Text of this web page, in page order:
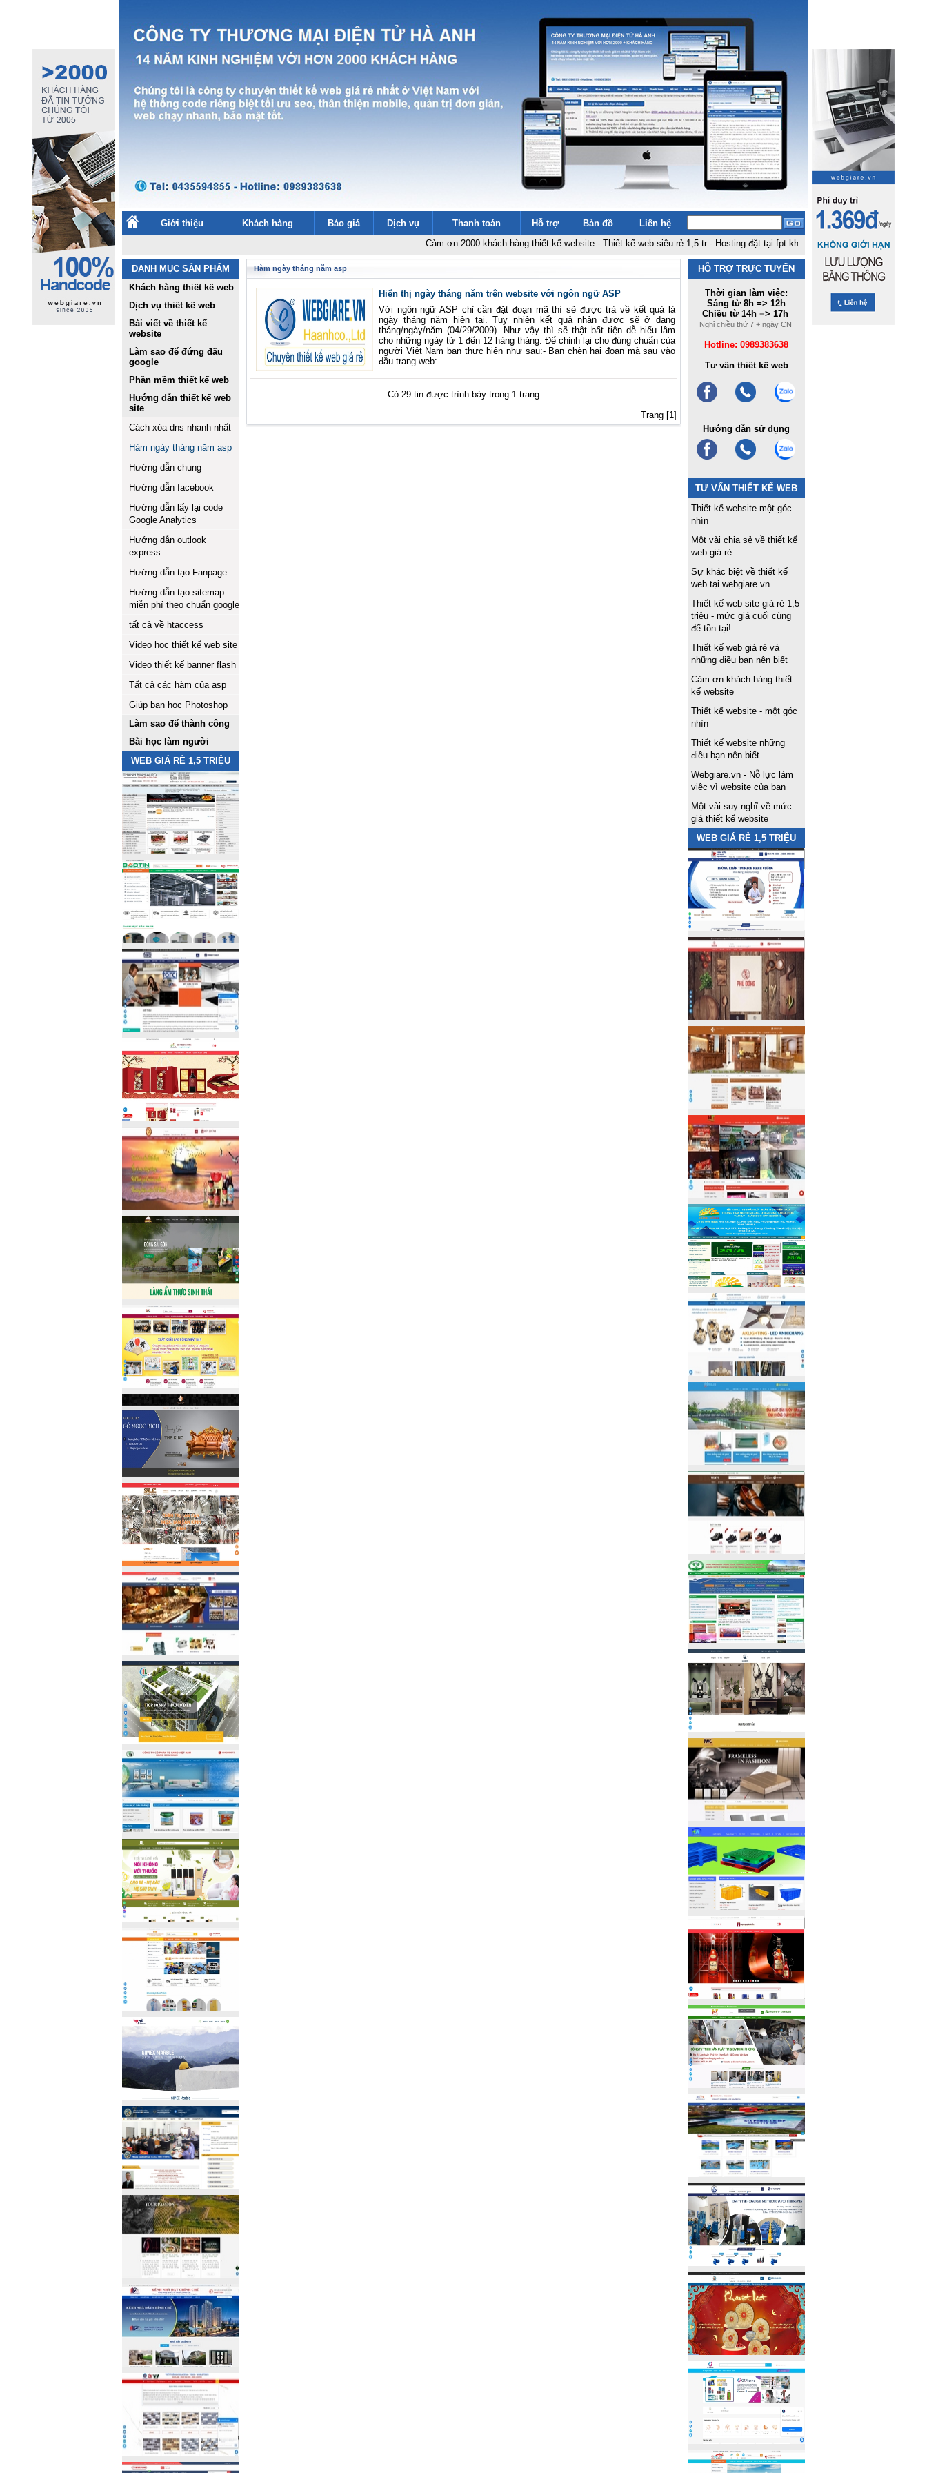
Giới thiệu Khách hàng Báo giá Dịch vụ Thanh toán Hỗ trợ Bản đồ
Liên hệ
Cảm ơn 2000 khách hàng thiết kế website -Thiết kế web siêu rẻ 1,5 tr -Hosting đặt tại fpt không hạn chế băng thông, dung lượng
DANH MỤC SẢN PHẨM
Khách hàng thiết kế web
Dịch vụ thiết kế web
Bài viết về thiết kế
website
Làm sao để đứng đầu
google
Phần mềm thiết kế web
Hướng dẫn thiết kế web
site
Cách xóa dns nhanh nhất
Hàm ngày tháng năm asp
Hướng dẫn chung
Hướng dẫn facebook
Hướng dẫn lấy lại code
Google Analytics
Hướng dẫn outlook
express
Hướng dẫn tạo Fanpage
Hướng dẫn tạo sitemap
miễn phí theo chuẩn google
tất cả về htaccess
Video học thiết kế web site
Video thiết kế banner flash
Tất cả các hàm của asp
Giúp bạn học Photoshop
Làm sao để thành công
Bài học làm người
WEB GIÁ RẺ 1,5 TRIỆU
Hàm ngày tháng năm asp
Hiển thị ngày tháng năm trên website với ngôn ngữ ASP
Với ngôn ngữ ASP chỉ cần đặt đoạn mã thì sẽ được trả về kết quả là
ngày tháng năm hiện tại. Tuy nhiên kết quả nhận được sẽ ở dạng
tháng/ngày/năm (04/29/2009). Như vậy thì sẽ thật bất tiện dễ hiểu lầm
cho những ngày từ 1 đến 12 hàng tháng. Để chỉnh lại cho đúng chuẩn của
người Việt Nam bạn thực hiện như sau:- Bạn chèn hai đoạn mã sau vào
đầu trang web:
Có 29 tin được trình bày trong 1 trang
Trang [1]
HỖ TRỢ TRỰC TUYẾN
Thời gian làm việc:
Sáng từ 8h => 12h
Chiều từ 14h => 17h
Nghỉ chiều thứ 7 + ngày CN
Hotline: 0989383638
Tư vấn thiết kế web
Hướng dẫn sử dụng
TƯ VẤN THIẾT KẾ WEB
Thiết kế website một góc
nhìn
Một vài chia sẻ về thiết kế
web giá rẻ
Sự khác biệt về thiết kế
web tại webgiare.vn
Thiết kế web site giá rẻ 1,5
triệu - mức giá cuối cùng
để tồn tại!
Thiết kế web giá rẻ và
những điều bạn nên biết
Cảm ơn khách hàng thiết
kế website
Thiết kế website - một góc
nhìn
Thiết kế website những
điều bạn nên biết
Webgiare.vn - Nỗ lực làm
việc vì website của bạn
Một vài suy nghĩ về mức
giá thiết kế website
WEB GIÁ RẺ 1,5 TRIỆU